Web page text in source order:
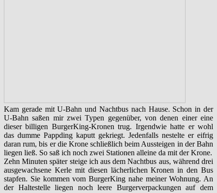
Kam gerade mit U-Bahn und Nachtbus nach Hause. Schon in der
U-Bahn saßen mir zwei Typen gegenüber, von denen einer eine
dieser billigen BurgerKing-Kronen trug. Irgendwie hatte er wohl
das dumme Pappding kaputt gekriegt. Jedenfalls nestelte er eifrig
daran rum, bis er die Krone schließlich beim Aussteigen in der Bahn
liegen ließ. So saß ich noch zwei Stationen alleine da mit der Krone.
Zehn Minuten später steige ich aus dem Nachtbus aus, während drei
ausgewachsene Kerle mit diesen lächerlichen Kronen in den Bus
stapfen. Sie kommen vom BurgerKing nahe meiner Wohnung. An
der Haltestelle liegen noch leere Burgerverpackungen auf dem